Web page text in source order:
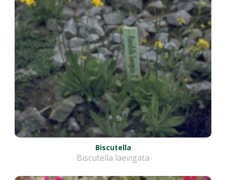
Biscutella
Biscutella laevigata